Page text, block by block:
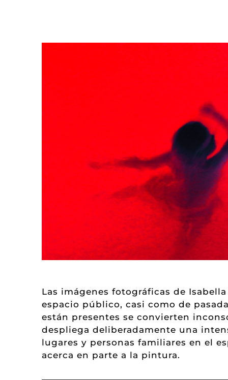
Las imágenes fotográficas de
espacio público, casi como de
están presentes se convierten
despliega deliberadamente una
lugares y personas familiares en el
acerca en parte a la pintura.